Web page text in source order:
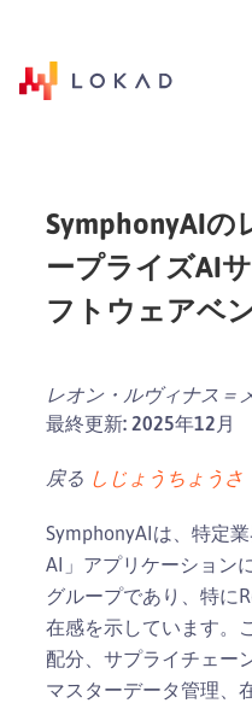
SymphonyAIの
ープライズAI
フトウェアベ
レオン・ルヴィナス＝
最終更新: 2025年12月
戻る しじょうちょうさ
SymphonyAIは、特定
AI」アプリケーション
グループであり、特に
在感を示しています。
配分、サプライチェー
マスターデータ管理、